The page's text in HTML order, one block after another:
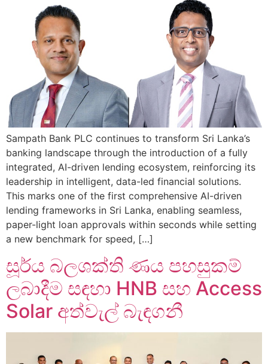
Sampath Bank PLC continues to transform Sri Lanka’s
banking landscape through the introduction of a fully
integrated, AI-driven lending ecosystem, reinforcing its
leadership in intelligent, data-led financial solutions.
This marks one of the first comprehensive AI-driven
lending frameworks in Sri Lanka, enabling seamless,
paper-light loan approvals within seconds while setting
a new benchmark for speed, […]
සූර්ය බලශක්ති ණය පහසුකම්
ලබාදීම සඳහා HNB සහ Access
Solar අත්වැල් බැඳගනී